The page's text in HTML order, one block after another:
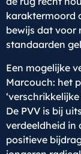
karaktermoord
bewijs dat voor
standaarden
Een mogelijke
Marcouch: het
De PVV is bij
verdeeldheid in
positieve